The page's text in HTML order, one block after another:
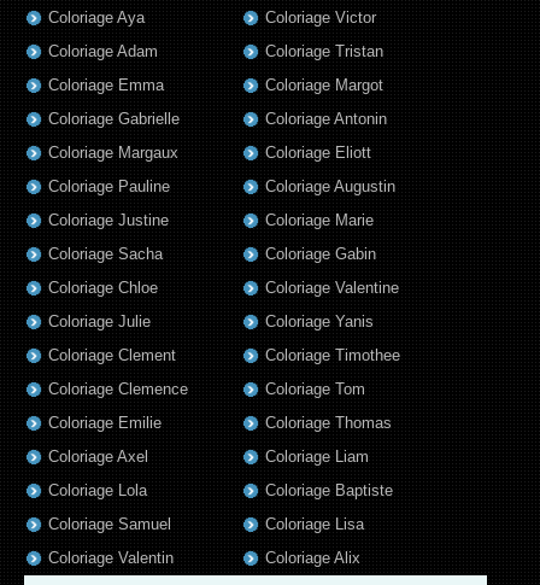
Coloriage Aya
Coloriage Adam
Coloriage Emma
Coloriage Gabrielle
Coloriage Victor
Coloriage Tristan
Coloriage Margot
Coloriage Antonin
Coloriage Margaux
Coloriage Pauline
Coloriage Justine
Coloriage Sacha
Coloriage Chloe
Coloriage Julie
Coloriage Clement
Coloriage Clemence
Coloriage Emilie
Coloriage Axel
Coloriage Lola
Coloriage Samuel
Coloriage Valentin
Coloriage Eliott
Coloriage Augustin
Coloriage Marie
Coloriage Gabin
Coloriage Valentine
Coloriage Yanis
Coloriage Timothee
Coloriage Tom
Coloriage Thomas
Coloriage Liam
Coloriage Baptiste
Coloriage Lisa
Coloriage Alix